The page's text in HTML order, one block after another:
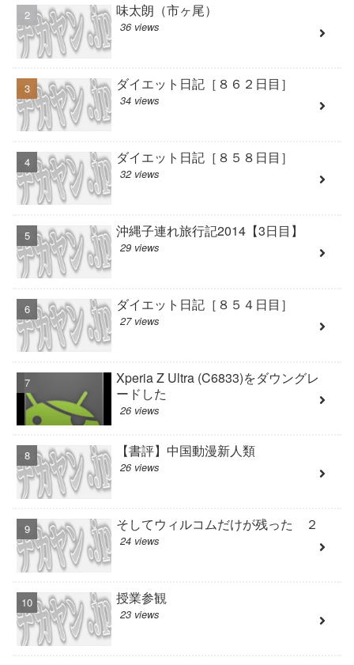
味太朗（市ヶ尾）
36 views
ダイエット日記［８６２日目］
34 views
ダイエット日記［８５８日目］
32 views
沖縄子連れ旅行記2014【3日目】
29 views
ダイエット日記［８５４日目］
27 views
Xperia Z Ultra (C6833)をダウングレ
ードした
26 views
【書評】中国動漫新人類
26 views
そしてウィルコムだけが残った ２
24 views
授業参観
23 views